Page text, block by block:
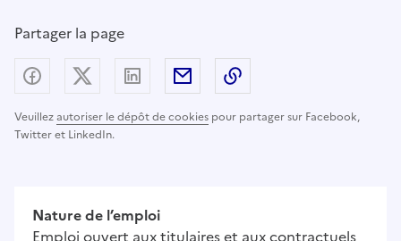
Partager la page
Veuillezautoriser le dépôt de cookies pour partager sur Facebook,
Twitter et LinkedIn.
Partager sur Facebook
Partager sur X (anciennement Twitter) -
Partager sur LinkedIn
Partager par email
Nature de l’emploi
Emploi ouvert aux titulaires et aux contractuels